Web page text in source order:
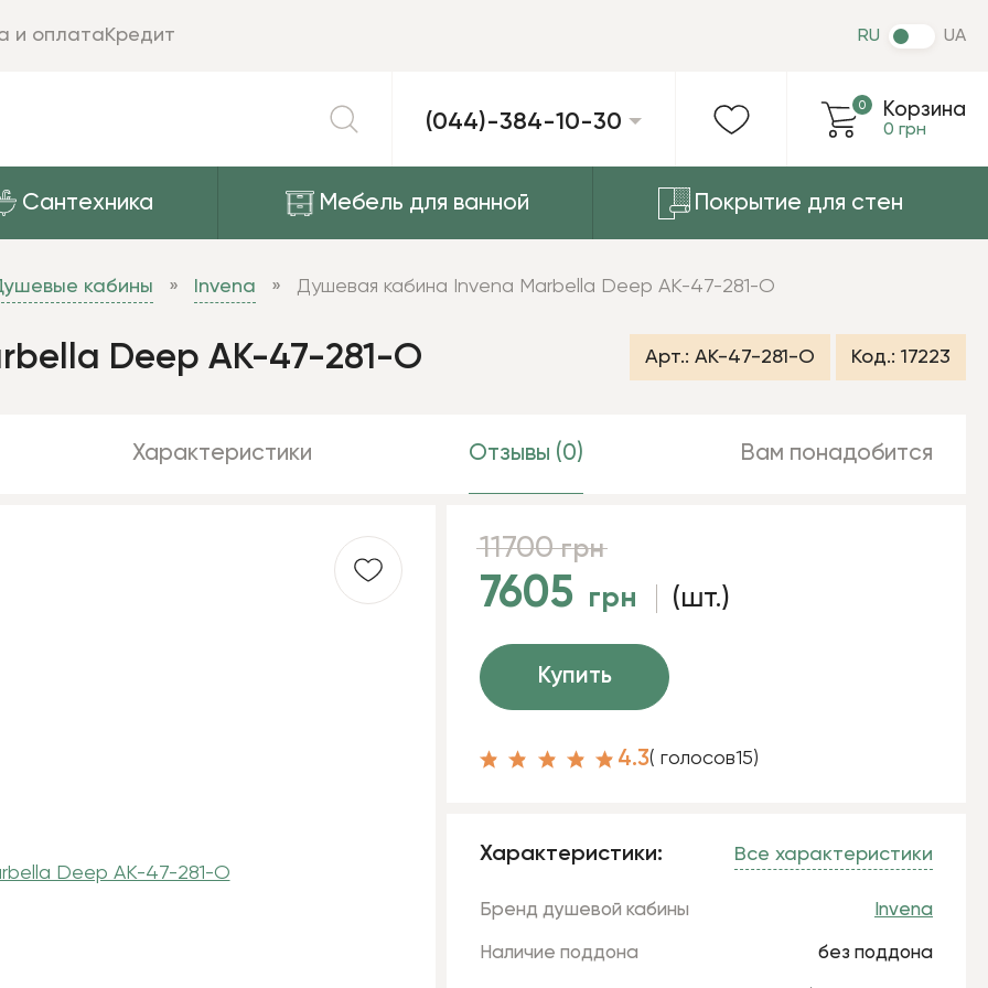
(044)-384-10-30
Корзина
0 грн
0
RU UA
Сантехника Мебель для ванной Покрытие для стен
и оплатаКредит
кабины Invena Душевая кабина Invena Marbella Deep AK-47-281-O
Deep AK-47-281-O Арт.: AK-47-281-O Код.: 17223
Характеристики Отзывы (0) Вам понадобится
11700 грн
7605 грн (шт.)
Купить
4.3( голосов15)
Характеристики: Все характеристики
Бренд душевой кабины Invena
Наличие поддона без поддона